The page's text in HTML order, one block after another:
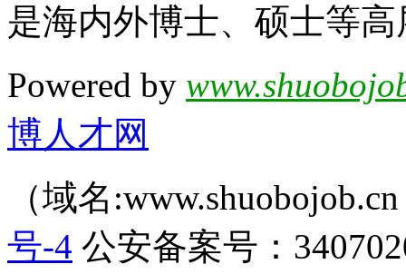
是海内外博士、硕士等
Powered by
博人才网
（域名
号-4 公安备案号：